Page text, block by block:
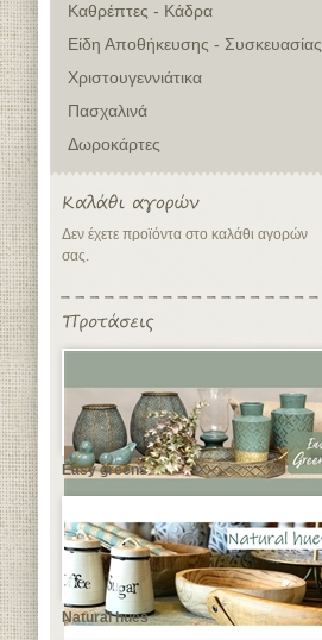
Καθρέπτες - Κάδρα
Είδη Αποθήκευσης - Συσκευασίας
Χριστουγεννιάτικα
Πασχαλινά
Δωροκάρτες
Δεν έχετε προϊόντα στο καλάθι αγορών
σας.
Easy greens
Natural hues